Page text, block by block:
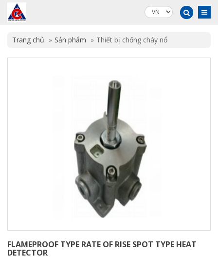
Trang chủ Sản phẩm Thiết bị chống cháy nổ
FLAMEPROOF TYPE RATE OF RISE SPOT TYPE HEAT
DETECTOR